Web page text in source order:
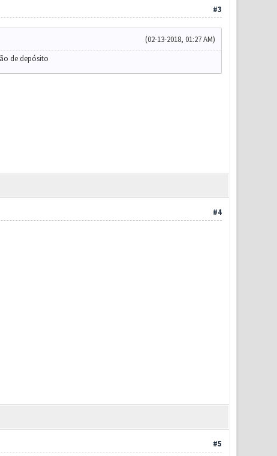
#3
(02-13-2018, 01:27 AM)
de depósito
#4
#5